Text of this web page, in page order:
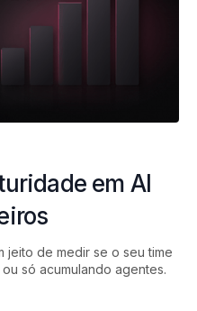
em AI
jeito de medir se o seu time
só acumulando agentes.